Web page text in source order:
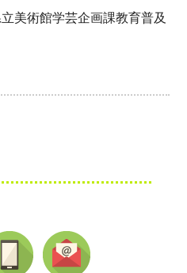
美術館学芸企画課教育普及